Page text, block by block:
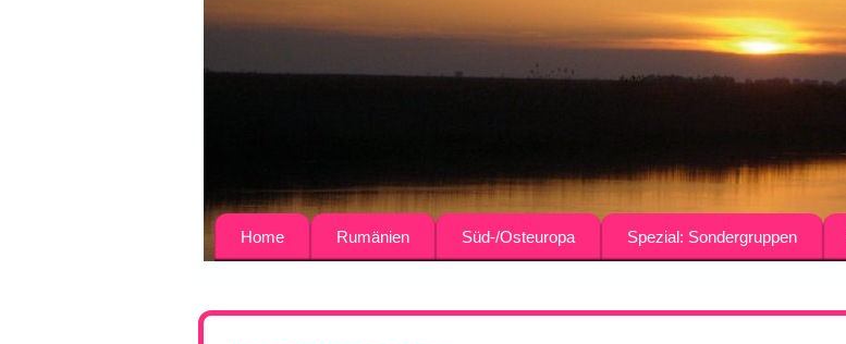
Home Rumänien Süd-/Osteuropa Spezial: Sondergruppen